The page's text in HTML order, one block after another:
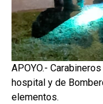
APOYO.-
hospital y de
elementos.